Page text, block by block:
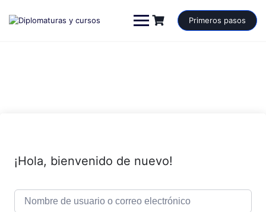
contenido
Primeros pasos
¡Hola, bienvenido de nuevo!